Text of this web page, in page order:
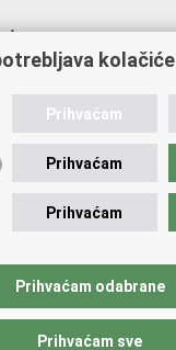
poslova
kolačiće
Prihvaćam
Prihvaćam
Prihvaćam
Prihvaćam odabrane
Prihvaćam sve